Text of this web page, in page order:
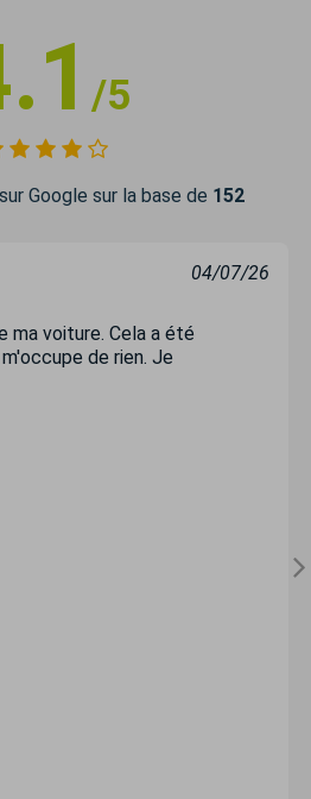
/5
Google sur la base de 152
04/07/26
ma voiture. Cela a été
de rien. Je